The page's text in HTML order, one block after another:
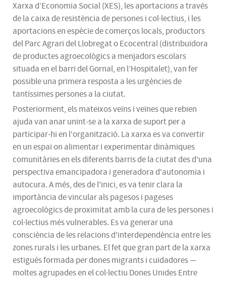
Xarxa d’Economia Social (XES), les aportacions a través
de la caixa de resistència de persones i col·lectius, i les
aportacions en espècie de comerços locals, productors
del Parc Agrari del Llobregat o Ecocentral (distribuïdora
de productes agroecològics a menjadors escolars
situada en el barri del Gornal, en l’Hospitalet), van fer
possible una primera resposta a les urgències de
tantíssimes persones a la ciutat.
Posteriorment, els mateixos veïns i veïnes que rebien
ajuda van anar unint-se a la xarxa de suport per a
participar-hi en l'organització. La xarxa es va convertir
en un espai on alimentar i experimentar dinàmiques
comunitàries en els diferents barris de la ciutat des d'una
perspectiva emancipadora i generadora d'autonomia i
autocura. A més, des de l'inici, es va tenir clara la
importància de vincular als pagesos i pageses
agroecològics de proximitat amb la cura de les persones i
col·lectius més vulnerables. Es va generar una
consciència de les relacions d'interdependència entre les
zones rurals i les urbanes. El fet que gran part de la xarxa
estigués formada per dones migrants i cuidadores —
moltes agrupades en el col·lectiu Dones Unides Entre